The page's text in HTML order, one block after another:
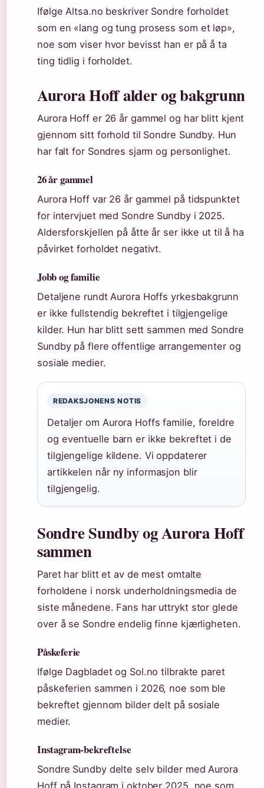
Ifølge Altsa.no beskriver Sondre forholdet
som en «lang og tung prosess som et løp»,
noe som viser hvor bevisst han er på å ta
ting tidlig i forholdet.
Aurora Hoff alder og bakgrunn
Aurora Hoff er 26 år gammel og har blitt kjent
gjennom sitt forhold til Sondre Sundby. Hun
har falt for Sondres sjarm og personlighet.
26 år gammel
Aurora Hoff var 26 år gammel på tidspunktet
for intervjuet med Sondre Sundby i 2025.
Aldersforskjellen på åtte år ser ikke ut til å ha
påvirket forholdet negativt.
Jobb og familie
Detaljene rundt Aurora Hoffs yrkesbakgrunn
er ikke fullstendig bekreftet i tilgjengelige
kilder. Hun har blitt sett sammen med Sondre
Sundby på flere offentlige arrangementer og
sosiale medier.
REDAKSJONENS NOTIS
Detaljer om Aurora Hoffs familie, foreldre
og eventuelle barn er ikke bekreftet i de
tilgjengelige kildene. Vi oppdaterer
artikkelen når ny informasjon blir
tilgjengelig.
Sondre Sundby og Aurora Hoff
sammen
Paret har blitt et av de mest omtalte
forholdene i norsk underholdningsmedia de
siste månedene. Fans har uttrykt stor glede
over å se Sondre endelig finne kjærligheten.
Påskeferie
Ifølge Dagbladet og Sol.no tilbrakte paret
påskeferien sammen i 2026, noe som ble
bekreftet gjennom bilder delt på sosiale
medier.
Instagram-bekreftelse
Sondre Sundby delte selv bilder med Aurora